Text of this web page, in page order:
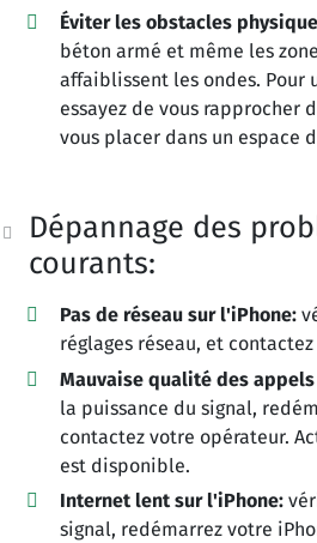
Éviter les obstacles
béton armé et même les
affaiblissent les ondes. Pour
essayez de vous rapprocher
vous placer dans un espace
Dépannage des
courants:
Pas de réseau sur l'iPhone:
réglages réseau, et
Mauvaise qualité des appels
la puissance du signal,
contactez votre opérateur.
est disponible.
Internet lent sur l'iPhone:
signal, redémarrez votre